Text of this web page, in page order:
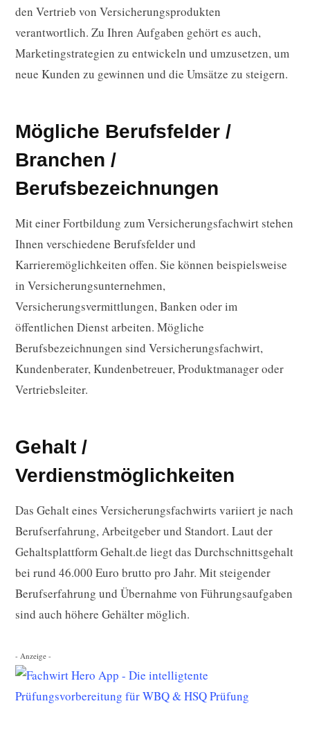
den Vertrieb von Versicherungsprodukten
verantwortlich. Zu Ihren Aufgaben gehört es auch,
Marketingstrategien zu entwickeln und umzusetzen, um
neue Kunden zu gewinnen und die Umsätze zu steigern.
Mögliche Berufsfelder /
Branchen /
Berufsbezeichnungen
Mit einer Fortbildung zum Versicherungsfachwirt stehen
Ihnen verschiedene Berufsfelder und
Karrieremöglichkeiten offen. Sie können beispielsweise
in Versicherungsunternehmen,
Versicherungsvermittlungen, Banken oder im
öffentlichen Dienst arbeiten. Mögliche
Berufsbezeichnungen sind Versicherungsfachwirt,
Kundenberater, Kundenbetreuer, Produktmanager oder
Vertriebsleiter.
Gehalt /
Verdienstmöglichkeiten
Das Gehalt eines Versicherungsfachwirts variiert je nach
Berufserfahrung, Arbeitgeber und Standort. Laut der
Gehaltsplattform Gehalt.de liegt das Durchschnittsgehalt
bei rund 46.000 Euro brutto pro Jahr. Mit steigender
Berufserfahrung und Übernahme von Führungsaufgaben
sind auch höhere Gehälter möglich.
- Anzeige -